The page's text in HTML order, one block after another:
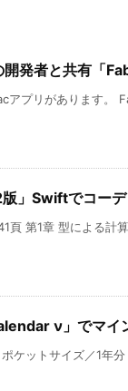
発者と共有「
プリがあります。
版」Swiftでコー
頁 第1章 型による計
ν」でマイ
ケットサイズ／1年